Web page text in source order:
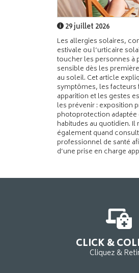
29 juillet 2026
Les allergies solaires,
estivale ou l’urticaire
toucher les personnes à
sensible dès les
au soleil. Cet article
symptômes, les facteurs
apparition et les gestes
les prévenir : exposition
photoprotection adaptée
habitudes au quotidien. Il
également quand
professionnel de santé
d’une prise en charge
CLICK &
Cliquez &